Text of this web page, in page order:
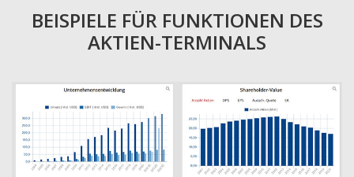
BEISPIELE FÜR FUNKTIONEN DES
AKTIEN-TERMINALS